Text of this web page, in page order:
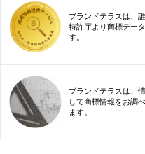
ブランドテラスは、
特許庁より商標デー
す。
ブランドテラスは、
して商標情報をお調
ます。